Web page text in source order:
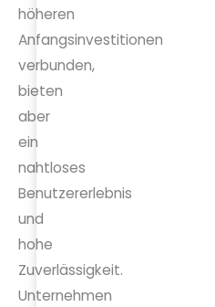
höheren
Anfangsinvestitionen
verbunden,
bieten
aber
ein
nahtloses
Benutzererlebnis
und
hohe
Zuverlässigkeit.
Unternehmen